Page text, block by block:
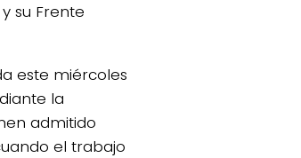
su Frente
este miércoles
la
admitido
el trabajo